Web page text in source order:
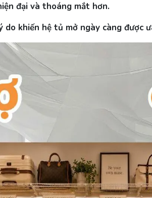
đại và thoáng mắt hơn.
khiến hệ tủ mở ngày càng được